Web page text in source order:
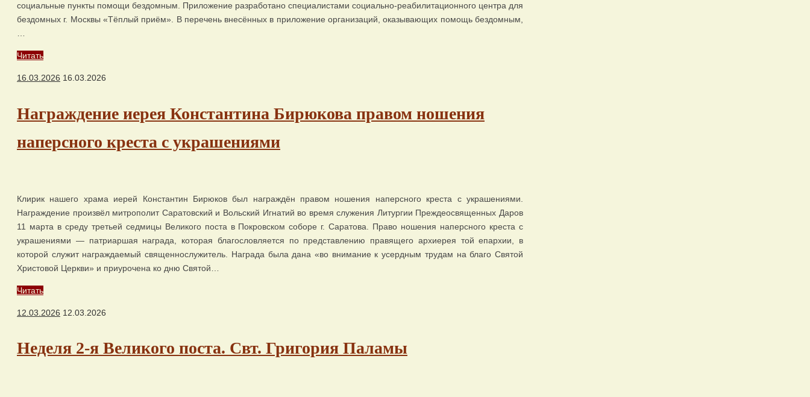
социальные пункты помощи бездомным. Приложение разработано специалистами социально-реабилитационного центра для
бездомных г. Москвы «Тёплый приём». В перечень внесённых в приложение организаций, оказывающих помощь бездомным,
…
Читать
16.03.2026 16.03.2026
Награждение иерея Константина Бирюкова правом ношения
наперсного креста с украшениями
Клирик нашего храма иерей Константин Бирюков был награждён правом ношения наперсного креста с украшениями.
Награждение произвёл митрополит Саратовский и Вольский Игнатий во время служения Литургии Преждеосвященных Даров
11 марта в среду третьей седмицы Великого поста в Покровском соборе г. Саратова. Право ношения наперсного креста с
украшениями — патриаршая награда, которая благословляется по представлению правящего архиерея той епархии, в
которой служит награждаемый священнослужитель. Награда была дана «во внимание к усердным трудам на благо Святой
Христовой Церкви» и приурочена ко дню Святой…
Читать
12.03.2026 12.03.2026
Неделя 2-я Великого поста. Свт. Григория Паламы